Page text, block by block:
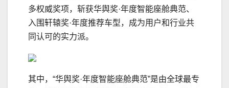
多权威奖项，斩获华舆奖·年度智能座舱典范、
入围轩辕奖·年度推荐车型，成为用户和行业共
同认可的实力派。
其中，“华舆奖·年度智能座舱典范”是由全球最专